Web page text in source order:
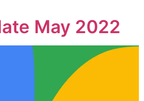
May 2022